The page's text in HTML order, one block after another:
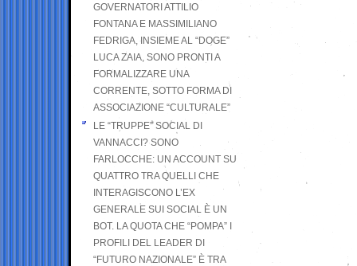
GOVERNATORI ATTILIO
FONTANA E MASSIMILIANO
FEDRIGA, INSIEME AL “DOGE”
LUCA ZAIA, SONO PRONTI A
FORMALIZZARE UNA
CORRENTE, SOTTO FORMA DI
ASSOCIAZIONE “CULTURALE”
LE “TRUPPE” SOCIAL DI
VANNACCI? SONO
FARLOCCHE: UN ACCOUNT SU
QUATTRO TRA QUELLI CHE
INTERAGISCONO L’EX
GENERALE SUI SOCIAL È UN
BOT. LA QUOTA CHE “POMPA” I
PROFILI DEL LEADER DI
“FUTURO NAZIONALE” È TRA